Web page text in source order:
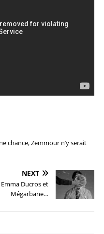
chance, Zemmour n’y serait
NEXT
Ducros et
Mégarbane…